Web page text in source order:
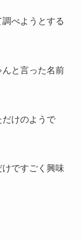
べようとする
と言った名前
けのようで
ですごく興味